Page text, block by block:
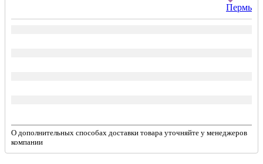
Пермь
О дополнительных способах доставки товара уточняйте у менеджеров
компании